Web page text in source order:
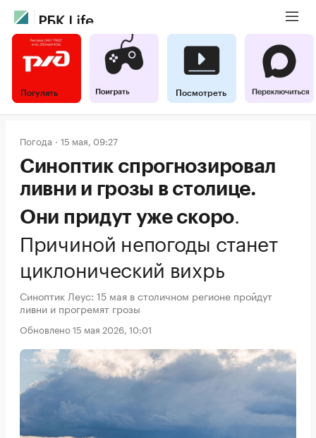
Погулять Посмотреть
Погода 15 мая, 09:27
Синоптик спрогнозировал
ливни и грозы в столице.
Они придут уже скоро.
Причиной непогоды станет
циклонический вихрь
Синоптик Леус: 15 мая в столичном регионе пройдут
ливни и прогремят грозы
Обновлено 15 мая 2026, 10:01